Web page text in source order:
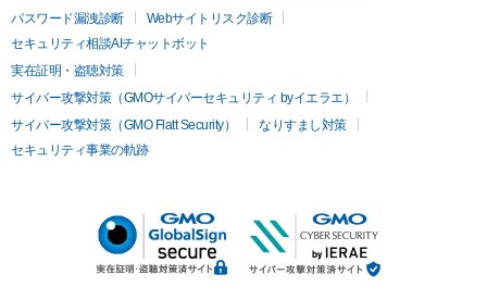
パスワード漏洩診断
Webサイトリスク診断
セキュリティ相談AIチャットボット
実在証明・盗聴対策
サイバー攻撃対策（GMOサイバーセキュリティ byイエラエ）
サイバー攻撃対策（GMO Flatt Security）
なりすまし対策
セキュリティ事業の軌跡